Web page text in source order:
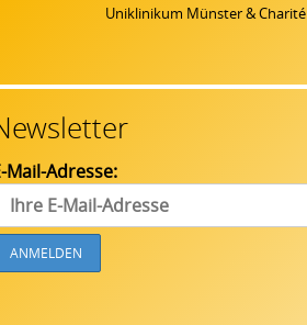
Uniklinikum Münster & Charité
Mail-Adresse: